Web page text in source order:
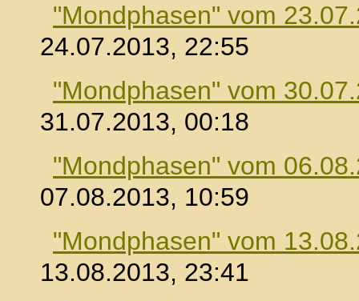
"Mondphasen" vom
24.07.2013, 22:55
"Mondphasen" vom
31.07.2013, 00:18
"Mondphasen" vom
07.08.2013, 10:59
"Mondphasen" vom
13.08.2013, 23:41